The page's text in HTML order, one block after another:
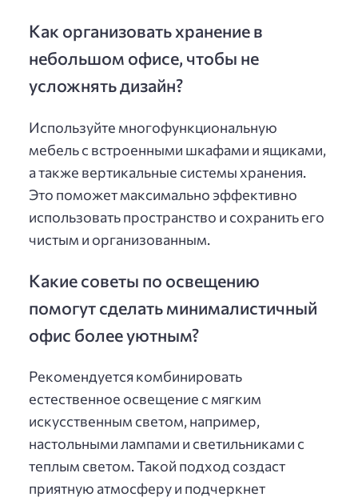
Как организовать хранение в
небольшом офисе, чтобы не
усложнять дизайн?
Используйте многофункциональную
мебель с встроенными шкафами и ящиками,
а также вертикальные системы хранения.
Это поможет максимально эффективно
использовать пространство и сохранить его
чистым и организованным.
Какие советы по освещению
помогут сделать минималистичный
офис более уютным?
Рекомендуется комбинировать
естественное освещение с мягким
искусственным светом, например,
настольными лампами и светильниками с
теплым светом. Такой подход создаст
приятную атмосферу и подчеркнет